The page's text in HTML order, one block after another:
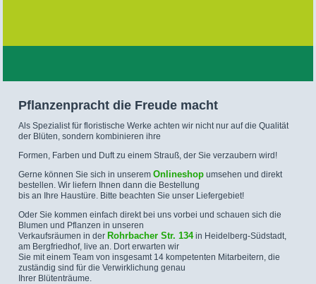
Pflanzenpracht die Freude macht
Als Spezialist für floristische Werke achten wir nicht nur auf die Qualität
der Blüten, sondern kombinieren ihre
Formen, Farben und Duft zu einem Strauß, der Sie verzaubern wird!
Gerne können Sie sich in unserem Onlineshop umsehen und direkt
bestellen. Wir liefern Ihnen dann die Bestellung
bis an Ihre Haustüre. Bitte beachten Sie unser Liefergebiet!
Oder Sie kommen einfach direkt bei uns vorbei und schauen sich die
Blumen und Pflanzen in unseren
Verkaufsräumen in der Rohrbacher Str. 134in Heidelberg-Südstadt,
am Bergfriedhof, live an. Dort erwarten wir
Sie mit einem Team von insgesamt 14 kompetenten Mitarbeitern, die
zuständig sind für die Verwirklichung genau
Ihrer Blütenträume.